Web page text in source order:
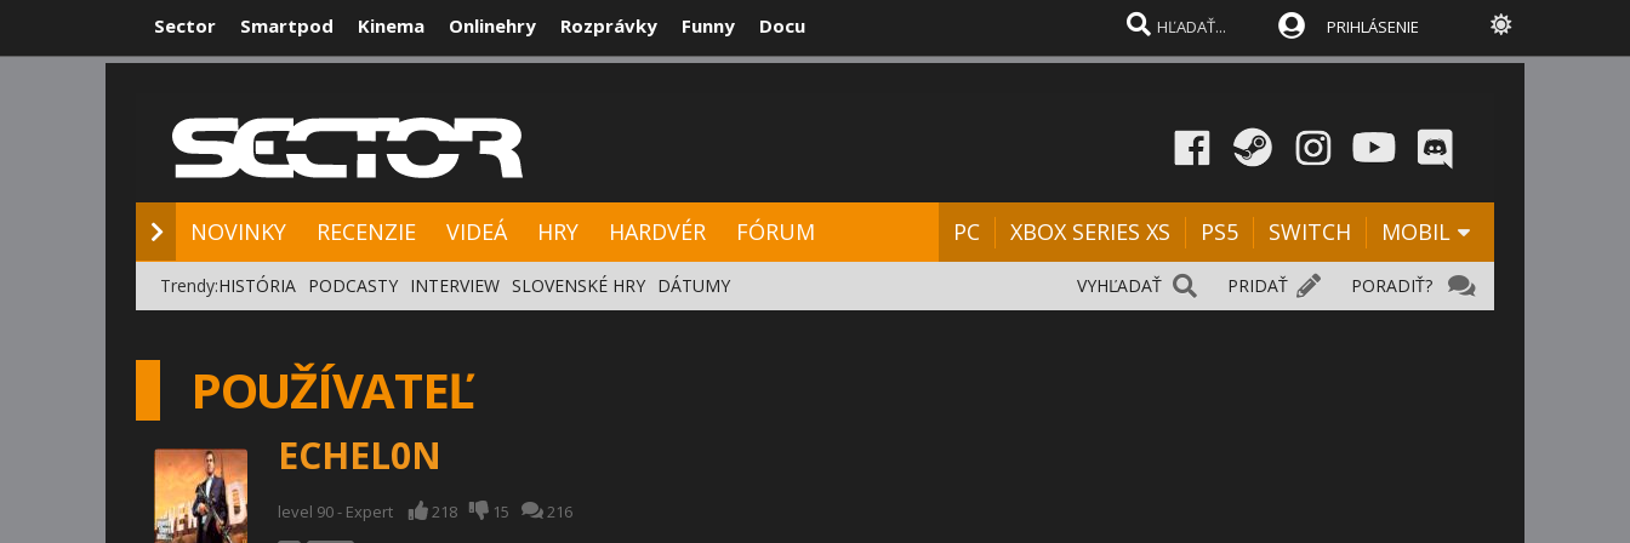
Sector Smartpod Kinema Onlinehry Rozprávky Funny Docu PRIHLÁSENIE
NOVINKY RECENZIE VIDEÁ HRY HARDVÉR FÓRUM PC XBOX SERIES XS PS5 SWITCH MOBIL
PORADIŤ?
PRIDAŤ
VYHĽADAŤ
Trendy:HISTÓRIA PODCASTY INTERVIEW SLOVENSKÉ HRY DÁTUMY
POUŽÍVATEĽ
ECHEL0N
level 90 - Expert 218 15 216